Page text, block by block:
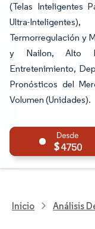
(Telas Inteligentes
Ultra-
Termorregulación y
y Nailon, Alto
Entretenimiento,
Pronósticos del
Volumen (Unidades).
4750
Inicio Análisis